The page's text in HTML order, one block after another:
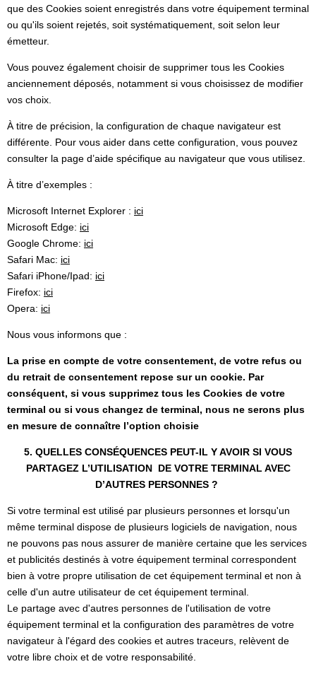
que des Cookies soient enregistrés dans votre équipement terminal
ou qu'ils soient rejetés, soit systématiquement, soit selon leur
émetteur.
Vous pouvez également choisir de supprimer tous les Cookies
anciennement déposés, notamment si vous choisissez de modifier
vos choix.
À titre de précision, la configuration de chaque navigateur est
différente. Pour vous aider dans cette configuration, vous pouvez
consulter la page d’aide spécifique au navigateur que vous utilisez.
À titre d’exemples :
Microsoft Internet Explorer : ici
Microsoft Edge: ici
Google Chrome: ici
Safari Mac: ici
Safari iPhone/Ipad: ici
Firefox: ici
Opera: ici
Nous vous informons que :
La prise en compte de votre consentement, de votre refus ou
du retrait de consentement repose sur un cookie. Par
conséquent, si vous supprimez tous les Cookies de votre
terminal ou si vous changez de terminal, nous ne serons plus
en mesure de connaître l’option choisie
5. QUELLES CONSÉQUENCES PEUT-IL Y AVOIR SI VOUS
PARTAGEZ L’UTILISATION DE VOTRE TERMINAL AVEC
D’AUTRES PERSONNES ?
Si votre terminal est utilisé par plusieurs personnes et lorsqu'un
même terminal dispose de plusieurs logiciels de navigation, nous
ne pouvons pas nous assurer de manière certaine que les services
et publicités destinés à votre équipement terminal correspondent
bien à votre propre utilisation de cet équipement terminal et non à
celle d'un autre utilisateur de cet équipement terminal.
Le partage avec d'autres personnes de l'utilisation de votre
équipement terminal et la configuration des paramètres de votre
navigateur à l'égard des cookies et autres traceurs, relèvent de
votre libre choix et de votre responsabilité.